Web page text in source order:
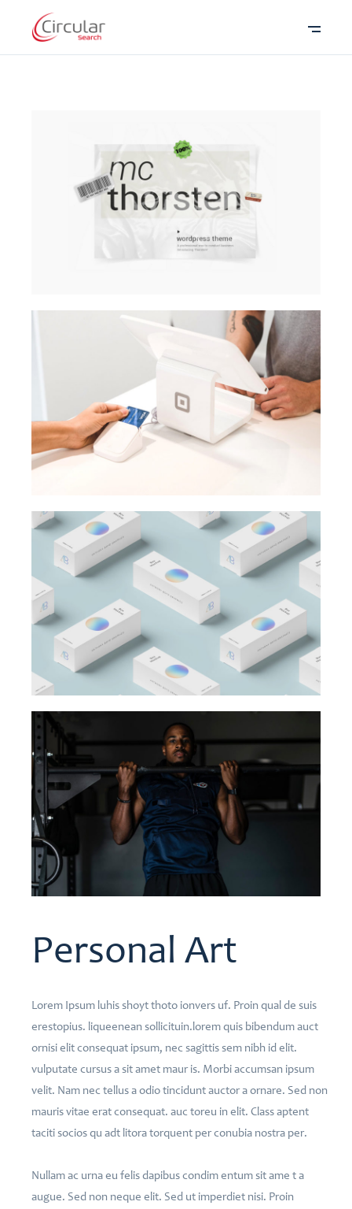
Personal Art
Lorem Ipsum luhis shoyt thoto ionvers uf. Proin qual de suis
erestopius. liqueenean sollicituin.lorem quis bibendum auct
ornisi elit consequat ipsum, nec sagittis sem nibh id elit.
vulputate cursus a sit amet maur is. Morbi accumsan ipsum
velit. Nam nec tellus a odio tincidunt auctor a ornare. Sed non
mauris vitae erat consequat. auc toreu in elit. Class aptent
taciti socios qu adt litora torquent per conubia nostra per.
Nullam ac urna eu felis dapibus condim entum sit ame t a
augue. Sed non neque elit. Sed ut imperdiet nisi. Proin